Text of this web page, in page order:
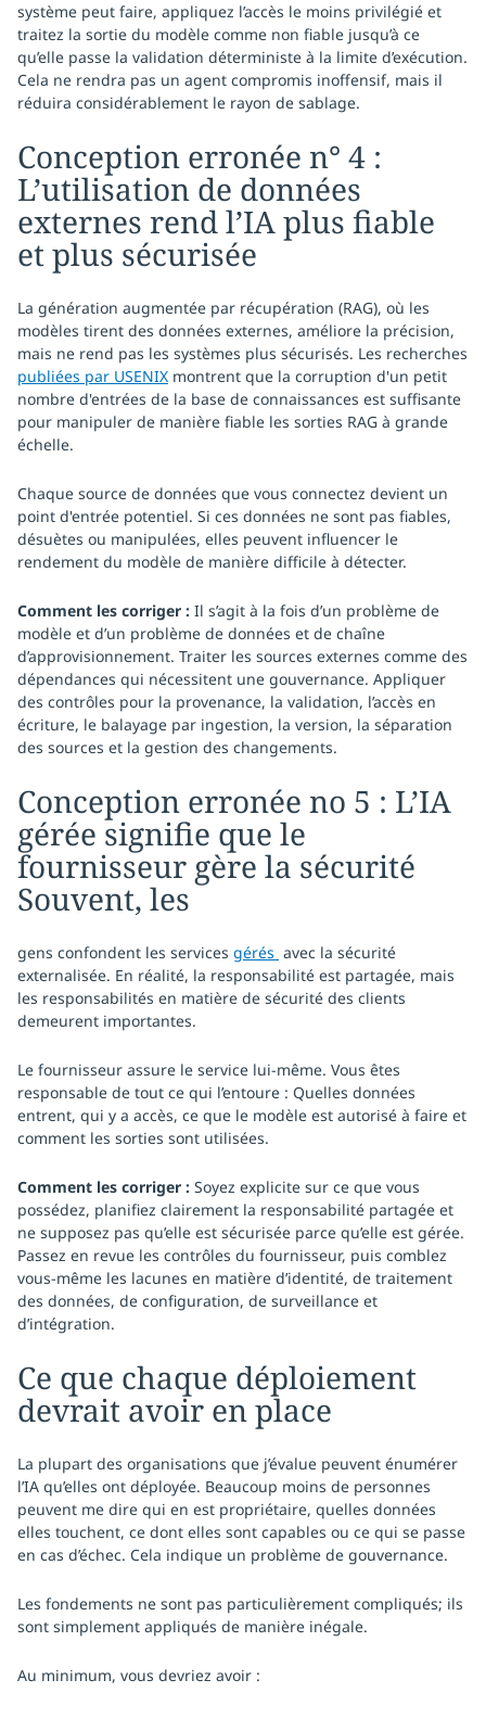
système peut faire, appliquez l’accès le moins privilégié et
traitez la sortie du modèle comme non fiable jusqu’à ce
qu’elle passe la validation déterministe à la limite d’exécution.
Cela ne rendra pas un agent compromis inoffensif, mais il
réduira considérablement le rayon de sablage.
Conception erronée n° 4 :
L’utilisation de données
externes rend l’IA plus fiable
et plus sécurisée
La génération augmentée par récupération (RAG), où les
modèles tirent des données externes, améliore la précision,
mais ne rend pas les systèmes plus sécurisés. Les recherches
publiées par USENIX montrent que la corruption d'un petit
nombre d'entrées de la base de connaissances est suffisante
pour manipuler de manière fiable les sorties RAG à grande
échelle.
Chaque source de données que vous connectez devient un
point d'entrée potentiel. Si ces données ne sont pas fiables,
désuètes ou manipulées, elles peuvent influencer le
rendement du modèle de manière difficile à détecter.
Comment les corriger : Il s’agit à la fois d’un problème de
modèle et d’un problème de données et de chaîne
d’approvisionnement. Traiter les sources externes comme des
dépendances qui nécessitent une gouvernance. Appliquer
des contrôles pour la provenance, la validation, l’accès en
écriture, le balayage par ingestion, la version, la séparation
des sources et la gestion des changements.
Conception erronée no 5 : L’IA
gérée signifie que le
fournisseur gère la sécurité
Souvent, les
gens confondent les services gérés avec la sécurité
externalisée. En réalité, la responsabilité est partagée, mais
les responsabilités en matière de sécurité des clients
demeurent importantes.
Le fournisseur assure le service lui-même. Vous êtes
responsable de tout ce qui l’entoure : Quelles données
entrent, qui y a accès, ce que le modèle est autorisé à faire et
comment les sorties sont utilisées.
Comment les corriger : Soyez explicite sur ce que vous
possédez, planifiez clairement la responsabilité partagée et
ne supposez pas qu’elle est sécurisée parce qu’elle est gérée.
Passez en revue les contrôles du fournisseur, puis comblez
vous-même les lacunes en matière d’identité, de traitement
des données, de configuration, de surveillance et
d’intégration.
Ce que chaque déploiement
devrait avoir en place
La plupart des organisations que j’évalue peuvent énumérer
l’IA qu’elles ont déployée. Beaucoup moins de personnes
peuvent me dire qui en est propriétaire, quelles données
elles touchent, ce dont elles sont capables ou ce qui se passe
en cas d’échec. Cela indique un problème de gouvernance.
Les fondements ne sont pas particulièrement compliqués; ils
sont simplement appliqués de manière inégale.
Au minimum, vous devriez avoir :